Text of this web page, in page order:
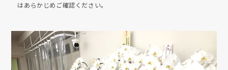
はあらかじめご確認ください。